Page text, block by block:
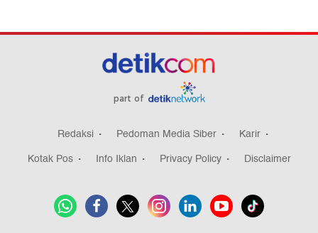
part of
Redaksi Pedoman Media Siber
Karir
Kotak Pos
Info Iklan Privacy Policy Disclaimer